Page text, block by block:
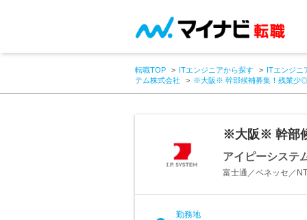
転職TOP ITエンジニアから探す
ITエンジニ
テム株式会社
※大阪※ 幹部候補募集！残業少
※大阪※ 幹部
アイピーシステ
富士通／ベネッセ／
勤務地